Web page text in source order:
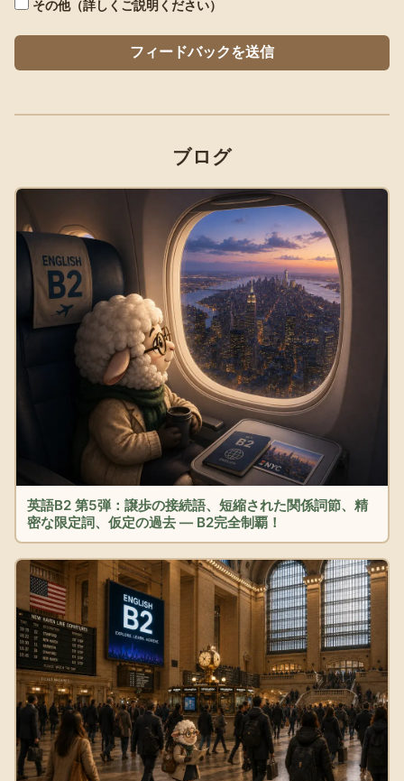
その他（詳しくご説明ください）
フィードバックを送信
ブログ
英語B2 第5弾：譲歩の接続語、短縮された関係詞節、精
密な限定詞、仮定の過去 — B2完全制覇！